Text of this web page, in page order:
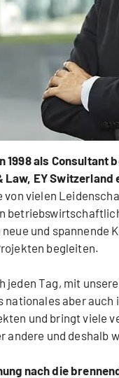
1998 als Consultant
Law, EY
von vielen
und spannende
begleiten.
jeden Tag, mit
nationales aber
und bringt viele
andere und deshalb
nach die